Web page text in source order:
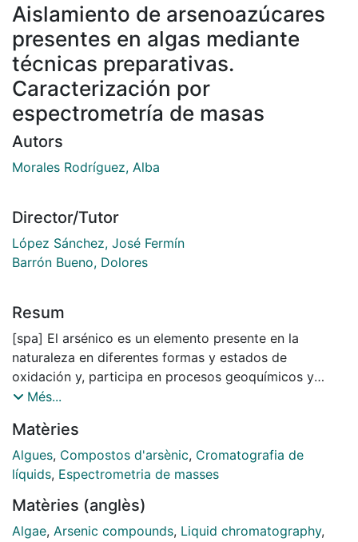
Aislamiento de arsenoazúcares
presentes en algas mediante
técnicas preparativas.
Caracterización por
espectrometría de masas
Autors
Morales Rodríguez, Alba
Director/Tutor
López Sánchez, José Fermín
Barrón Bueno, Dolores
Resum
[spa] El arsénico es un elemento presente en la
naturaleza en diferentes formas y estados de
oxidación y, participa en procesos geoquímicos y
biológicos. Su capacidad de ser absorbido por
interés toxicológico. La toxicidad del arsénico
depende de su forma química: las especies
inorgánicas, como el arsenito y el arseniato, son
especies orgánicas, como los arsenolípidos y los
arsenoazúcares, sigue siendo objeto de debate. En los
Més...
Matèries
Algues, Compostos d'arsènic, Cromatografia de
líquids, Espectrometria de masses
Matèries (anglès)
Algae, Arsenic compounds, Liquid chromatography,